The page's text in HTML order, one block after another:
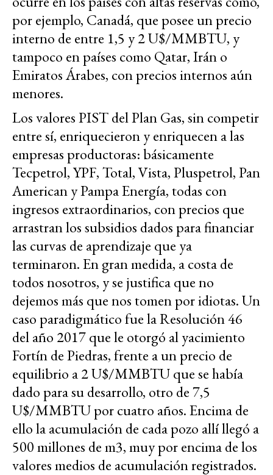
por ejemplo, Canadá, que posee un precio
interno de entre 1,5 y 2 U$/MMBTU, y
tampoco en países como Qatar, Irán o
Emiratos Árabes, con precios internos aún
menores.
Los valores PIST del Plan Gas, sin competir
entre sí, enriquecieron y enriquecen a las
empresas productoras: básicamente
Tecpetrol, YPF, Total, Vista, Pluspetrol, Pan
American y Pampa Energía, todas con
ingresos extraordinarios, con precios que
arrastran los subsidios dados para financiar
las curvas de aprendizaje que ya
terminaron. En gran medida, a costa de
todos nosotros, y se justifica que no
dejemos más que nos tomen por idiotas. Un
caso paradigmático fue la Resolución 46
del año 2017 que le otorgó al yacimiento
Fortín de Piedras, frente a un precio de
equilibrio a 2 U$/MMBTU que se había
dado para su desarrollo, otro de 7,5
U$/MMBTU por cuatro años. Encima de
ello la acumulación de cada pozo allí llegó a
500 millones de m3, muy por encima de los
valores medios de acumulación registrados.